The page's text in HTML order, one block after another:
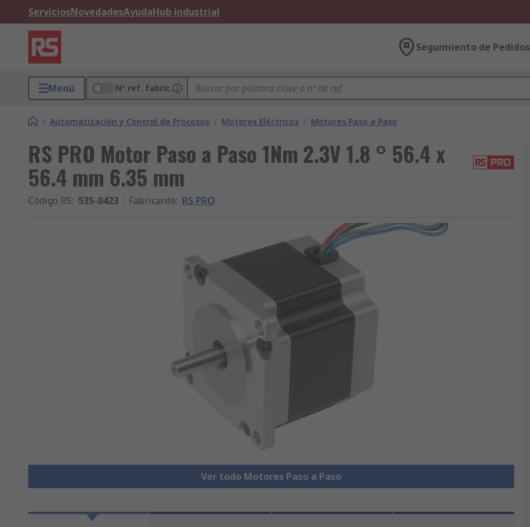
ServiciosNovedadesAyudaHub industrial
Seguimiento de Pedidos
Menú Nº ref. fabric.
/ Automatización y Control de Procesos / Motores Eléctricos / Motores Paso a Paso
RS PRO Motor Paso a Paso 1Nm 2.3V 1.8 ° 56.4 x
56.4 mm 6.35 mm
Código RS: 535-0423 Fabricante: RS PRO
Ver todo Motores Paso a Paso